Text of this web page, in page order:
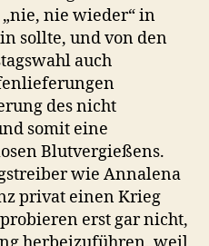
„nie, nie wieder“ in
sollte, und von den
auch
des nicht
somit eine
Blutvergießens.
wie Annalena
privat einen Krieg
erst gar nicht,